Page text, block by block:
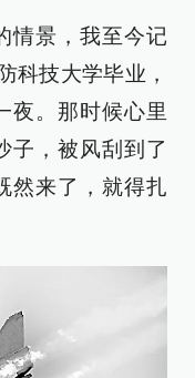
情景，我至今记
科技大学毕业，
夜。那时候心里
子，被风刮到了
然来了，就得扎